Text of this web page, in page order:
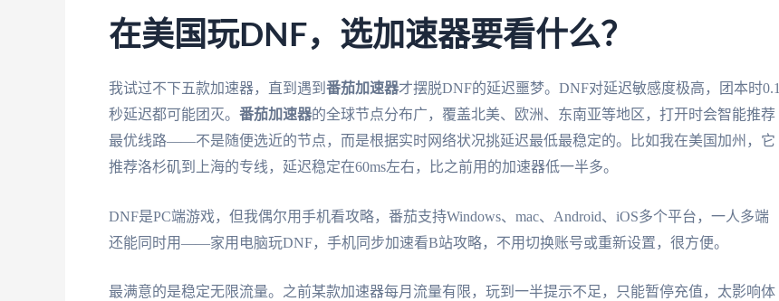
在美国玩DNF，选加速器要看什么？
我试过不下五款加速器，直到遇到 番茄加速器才摆脱DNF的延迟噩梦。DNF对延迟敏感度极高，团本时0.1
秒延迟都可能团灭。 番茄加速器的全球节点分布广，覆盖北美、欧洲、东南亚等地区，打开时会智能推荐
最优线路——不是随便选近的节点，而是根据实时网络状况挑延迟最低最稳定的。比如我在美国加州，它
推荐洛杉矶到上海的专线，延迟稳定在60ms左右，比之前用的加速器低一半多。
DNF是PC端游戏，但我偶尔用手机看攻略，番茄支持Windows、mac、Android、iOS多个平台，一人多端
还能同时用——家用电脑玩DNF，手机同步加速看B站攻略，不用切换账号或重新设置，很方便。
最满意的是稳定无限流量。之前某款加速器每月流量有限，玩到一半提示不足，只能暂停充值，太影响体